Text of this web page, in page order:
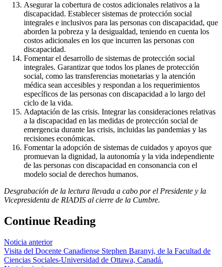
Asegurar la cobertura de costos adicionales relativos a la
discapacidad. Establecer sistemas de protección social
integrales e inclusivos para las personas con discapacidad, que
aborden la pobreza y la desigualdad, teniendo en cuenta los
costos adicionales en los que incurren las personas con
discapacidad.
Fomentar el desarrollo de sistemas de protección social
integrales. Garantizar que todos los planes de protección
social, como las transferencias monetarias y la atención
médica sean accesibles y respondan a los requerimientos
específicos de las personas con discapacidad a lo largo del
ciclo de la vida.
Adaptación de las crisis. Integrar las consideraciones relativas
a la discapacidad en las medidas de protección social de
emergencia durante las crisis, incluidas las pandemias y las
recisiones económicas.
Fomentar la adopción de sistemas de cuidados y apoyos que
promuevan la dignidad, la autonomía y la vida independiente
de las personas con discapacidad en consonancia con el
modelo social de derechos humanos.
Desgrabación de la lectura llevada a cabo por el Presidente y la
Vicepresidenta de RIADIS al cierre de la Cumbre.
Continue Reading
Noticia anterior
Visita del Docente Canadiense Stephen Baranyi, de la Facultad de
Ciencias Sociales-Universidad de Ottawa, Canadá.